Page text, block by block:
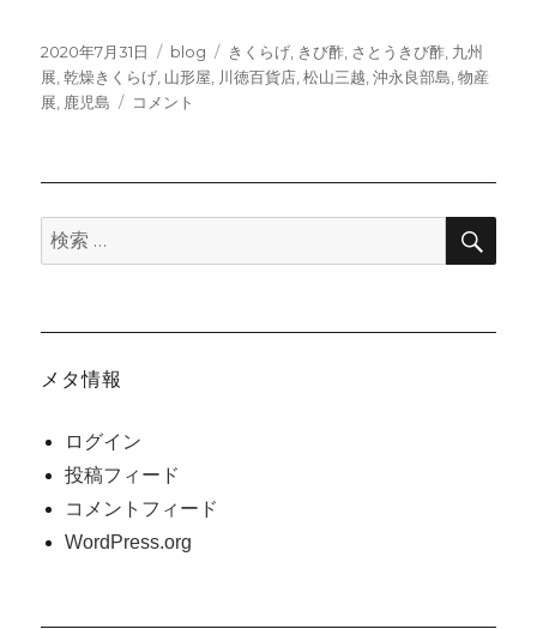
投
稿
日:
2020年7月31日
カ
テ
ゴ
blog
タ
グ
きくらげ, きび酢, さとうきび酢, 九州
展,乾燥きくらげ, 山形屋, 川徳百貨店,松山三越,沖永良部島,物産
展, 鹿児島
8
ら
コメント
検
索:
検
メタ情報
ログイン
投稿フィード
コメントフィード
WordPress.org